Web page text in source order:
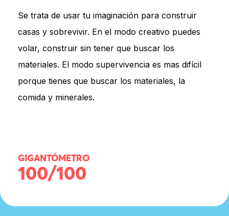
Se trata de usar tu imaginación para construir
casas y sobrevivir. En el modo creativo puedes
volar, construir sin tener que buscar los
materiales. El modo supervivencia es mas difícil
porque tienes que buscar los materiales, la
comida y minerales.
GIGANTÓMETRO
100/100